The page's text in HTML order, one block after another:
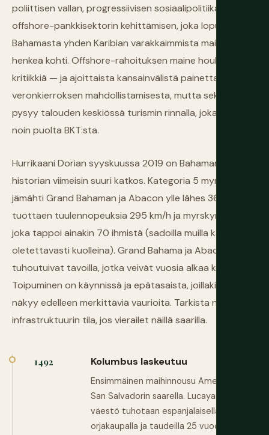
poliittisen vallan, progressiivisen sosiaalipolitiikan ja
offshore-pankkisektorin kehittämisen, joka lopulta teki
Bahamasta yhden Karibian varakkaimmista maista
henkeä kohti. Offshore-rahoituksen maine houkutteli
kritiikkiä — ja ajoittaista kansainvälistä painetta —
veronkierroksen mahdollistamisesta, mutta sektori
pysyy talouden keskiössä turismin rinnalla, joka vastaa
noin puolta BKT:sta.
Hurrikaani Dorian syyskuussa 2019 on Bahaman
historian viimeisin suuri katkos. Kategoria 5 myrsky
jämähti Grand Bahaman ja Abacon ylle lähes 36 tunniksi,
tuottaen tuulennopeuksia 295 km/h ja myrskynpaisun,
joka tappoi ainakin 70 ihmistä (sadoilla muilla kateissa ja
oletettavasti kuolleina). Grand Bahama ja Abaco
tuhoutuivat tavoilla, jotka veivät vuosia alkaa korjata.
Toipuminen on käynnissä ja epätasaista, joillakin alueilla
näkyy edelleen merkittäviä vaurioita. Tarkista nykyinen
infrastruktuurin tila, jos vierailet näillä saarilla.
1492 Kolumbus laskeutuu
Ensimmäinen maihinnousu Amerikkaan
San Salvadorin saarella. Lucayan Taíno -
väestö tuhotaan espanjalaisella
orjakaupalla ja taudeilla 25 vuoden